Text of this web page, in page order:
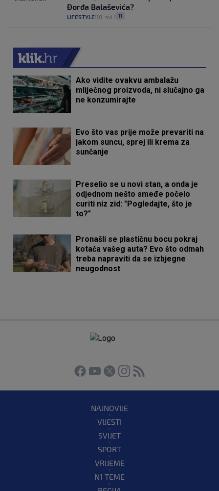
Đorđa Balaševića?
LIFESTYLE 18. svi. 11
Ako vidite ovakvu ambalažu
mliječnog proizvoda, ni slučajno ga
ne konzumirajte
Evo što vas prije može prevariti na
jakom suncu, sprej ili krema za
sunčanje
Preselio se u novi stan, a onda je
odjednom nešto smeđe počelo
curiti niz zid: "Pogledajte, što je
to?"
Pronašli se plastičnu bocu pokraj
kotača vašeg auta? Evo što odmah
treba napraviti da se izbjegne
neugodnost
NAJNOVIJE
VIJESTI
SVIJET
SPORT
VRIJEME
N1 TEME